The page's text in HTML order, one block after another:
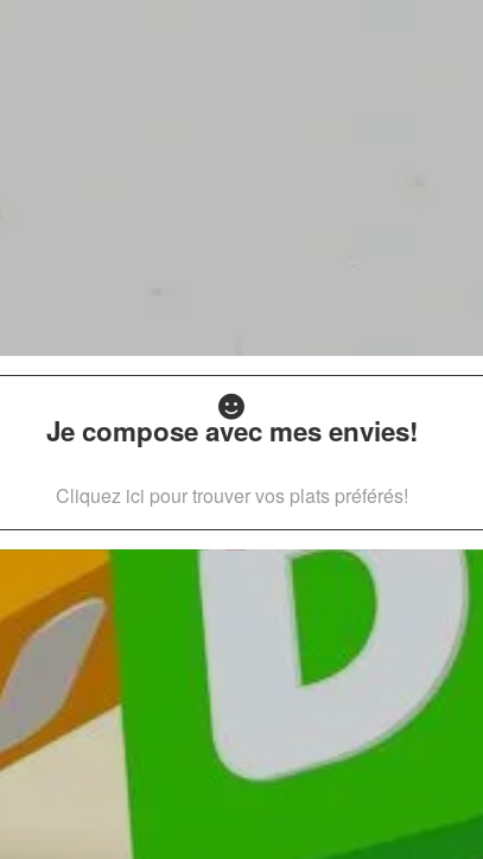
Je compose avec mes envies!
Cliquez ici pour trouver vos plats préférés!